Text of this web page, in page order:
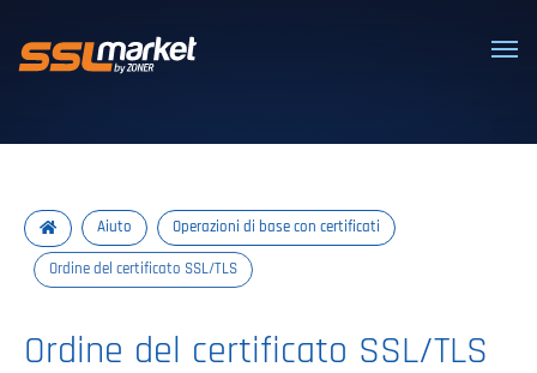
Aiuto Operazioni di base con certificati
Ordine del certificato SSL/TLS
Ordine del certificato SSL/TLS